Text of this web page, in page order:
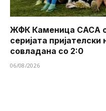
ЖФК Каменица САСА
серијата
совладана со 2:0
06/08/2026